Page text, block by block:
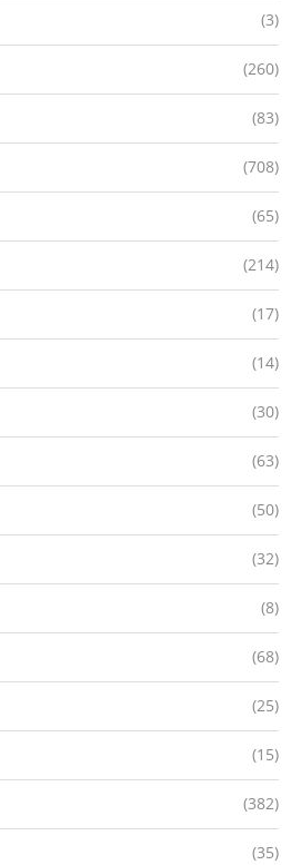
(3)
(260)
(83)
(708)
(65)
(214)
(17)
(14)
(30)
(63)
(50)
(32)
(8)
(68)
(25)
(15)
(382)
(35)